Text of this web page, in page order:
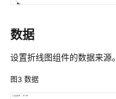
云
Astro
轻
应
数据
设置折线图组件的数据来源。
图3 数据